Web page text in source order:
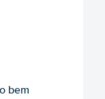
bem